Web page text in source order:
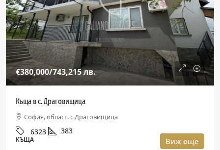
€380,000/743,215 лв.
Къща в с. Драговищица
София, област, с.Драговищица
6323 383
КЪЩА Виж още